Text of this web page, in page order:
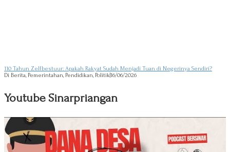
110 Tahun Zelfbestuur: Apakah Rakyat Sudah Menjadi Tuan di Negerinya Sendiri?
Di Berita, Pemerintahan, Pendidikan, Politik16/06/2026
Youtube Sinarpriangan